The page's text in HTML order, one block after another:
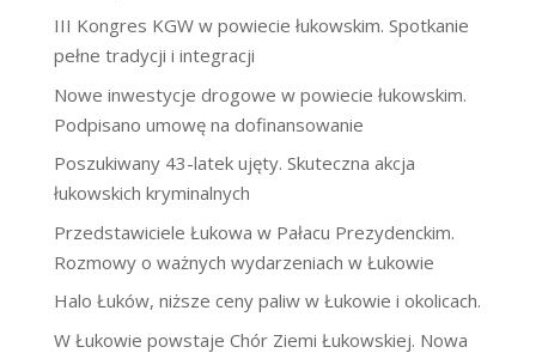
III Kongres KGW w powiecie łukowskim. Spotkanie
pełne tradycji i integracji
Nowe inwestycje drogowe w powiecie łukowskim.
Podpisano umowę na dofinansowanie
Poszukiwany 43-latek ujęty. Skuteczna akcja
łukowskich kryminalnych
Przedstawiciele Łukowa w Pałacu Prezydenckim.
Rozmowy o ważnych wydarzeniach w Łukowie
Halo Łuków, niższe ceny paliw w Łukowie i okolicach.
W Łukowie powstaje Chór Ziemi Łukowskiej. Nowa